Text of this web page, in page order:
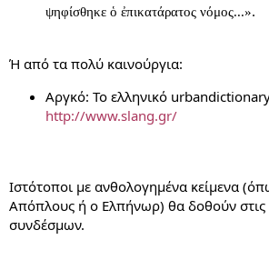
ψηφίσθηκε ὁ ἐπικατάρατος νόμος...».
Ή από τα πολύ καινούργια:
Αργκό: Το ελληνικό
http://www.slang.gr/
Ιστότοποι με ανθολογημένα κείμενα
Απόπλους ή ο Ελπήνωρ) θα δοθούν στις
συνδέσμων.